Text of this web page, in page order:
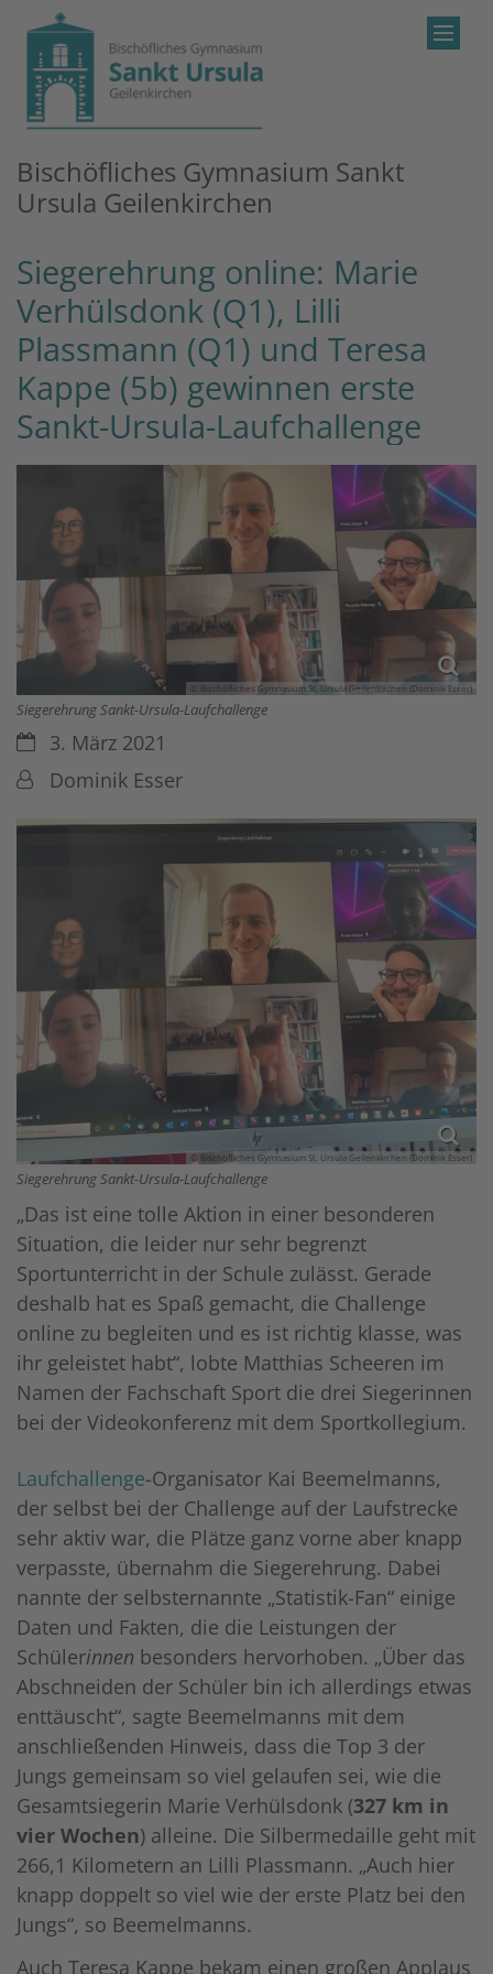
Zum Inhalt springen
Bischöfliches Gymnasium Sankt
Ursula Geilenkirchen
Siegerehrung online: Marie
Verhülsdonk (Q1), Lilli
Plassmann (Q1) und Teresa
Kappe (5b) gewinnen erste
Sankt-Ursula-Laufchallenge
© Bischöfliches Gymnasium St. Ursula Geilenkirchen (Dominik Esser)
Siegerehrung Sankt-Ursula-Laufchallenge
Datum:3. März 2021
Von:Dominik Esser
© Bischöfliches Gymnasium St. Ursula Geilenkirchen (Dominik Esser)
Siegerehrung Sankt-Ursula-Laufchallenge
„Das ist eine tolle Aktion in einer besonderen
Situation, die leider nur sehr begrenzt
Sportunterricht in der Schule zulässt. Gerade
deshalb hat es Spaß gemacht, die Challenge
online zu begleiten und es ist richtig klasse, was
ihr geleistet habt“, lobte Matthias Scheeren im
Namen der Fachschaft Sport die drei Siegerinnen
bei der Videokonferenz mit dem Sportkollegium.
Laufchallenge-Organisator Kai Beemelmanns,
der selbst bei der Challenge auf der Laufstrecke
sehr aktiv war, die Plätze ganz vorne aber knapp
verpasste, übernahm die Siegerehrung. Dabei
nannte der selbsternannte „Statistik-Fan“ einige
Daten und Fakten, die die Leistungen der
Schülerinnen besonders hervorhoben. „Über das
Abschneiden der Schüler bin ich allerdings etwas
enttäuscht“, sagte Beemelmanns mit dem
anschließenden Hinweis, dass die Top 3 der
Jungs gemeinsam so viel gelaufen sei, wie die
Gesamtsiegerin Marie Verhülsdonk (327 km in
vier Wochen) alleine. Die Silbermedaille geht mit
266,1 Kilometern an Lilli Plassmann. „Auch hier
knapp doppelt so viel wie der erste Platz bei den
Jungs“, so Beemelmanns.
Auch Teresa Kappe bekam einen großen Applaus